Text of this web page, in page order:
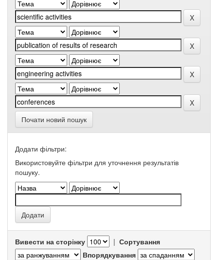
Почати новий пошук
Додати фільтри:
Використовуйте фільтри для уточнення результатів
пошуку.
Вивести на сторінку | Сортування
Впорядкування